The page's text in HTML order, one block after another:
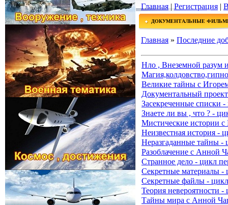
Главная|Регистрация |
ДОКУМЕНТАЛЬНЫЕ
Главная » Последние
Нло , Внеземной разум
Великие тайны с
Документальный
Засекреченные списки -
Знаете ли вы , что ? -
Мистические истории
Неизвестная история -
Неразгаданные тайны -
Разоблачение с Анной
Странное дело - цикл
Секретные материалы -
Секретные файлы - цикл
Теория невероятности -
Тайны мира с Анной